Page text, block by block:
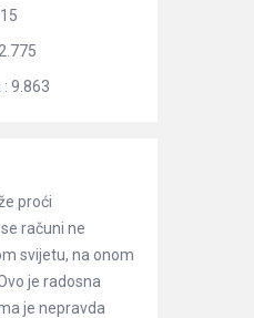
: 9.863
proći
računi ne
svijetu, na onom
je radosna
je nepravda